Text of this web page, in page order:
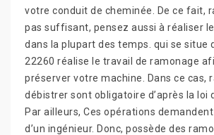
votre conduit de cheminée. De ce fait,
pas suffisant, pensez aussi à réaliser
dans la plupart des temps. qui se situe
22260 réalise le travail de ramonage
préserver votre machine. Dans ce cas,
débistrer sont obligatoire d’après la loi
Par ailleurs, Ces opérations demandent
d’un ingénieur. Donc, possède des